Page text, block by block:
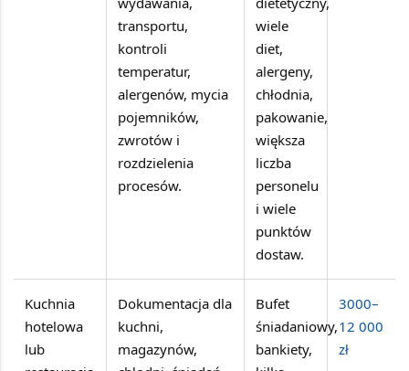
transportu,
kontroli
temperatur,
alergenów, mycia
pojemników,
zwrotów i
rozdzielenia
procesów.
wiele
diet,
alergeny,
chłodnia,
pakowanie,
większa
liczba
personelu
i wiele
punktów
dostaw.
Kuchnia
hotelowa
lub
Dokumentacja dla
kuchni,
magazynów,
Bufet
śniadaniowy,
bankiety,
3000–
12 000
zł